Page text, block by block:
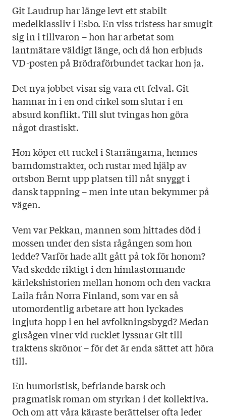
Titel: Rågången
Språk: Svenska
Sidantal: 280
Format: Inbunden
Omslag: Sanna Mander
Git Laudrup har länge levt ett stabilt
medelklassliv i Esbo. En viss tristess har smugit
sig in i tillvaron – hon har arbetat som
lantmätare väldigt länge, och då hon erbjuds
VD-posten på Brödraförbundet tackar hon ja.
Det nya jobbet visar sig vara ett felval. Git
hamnar in i en ond cirkel som slutar i en
absurd konflikt. Till slut tvingas hon göra
något drastiskt.
Hon köper ett ruckel i Starrängarna, hennes
barndomstrakter, och rustar med hjälp av
ortsbon Bernt upp platsen till nåt snyggt i
dansk tappning – men inte utan bekymmer på
vägen.
Vem var Pekkan, mannen som hittades död i
mossen under den sista rågången som hon
ledde? Varför hade allt gått på tok för honom?
Vad skedde riktigt i den himlastormande
kärlekshistorien mellan honom och den vackra
Laila från Norra Finland, som var en så
utomordentlig arbetare att hon lyckades
ingjuta hopp i en hel avfolkningsbygd? Medan
girsågen viner vid rucklet lyssnar Git till
traktens skrönor – för det är enda sättet att höra
till.
En humoristisk, befriande barsk och
pragmatisk roman om styrkan i det kollektiva.
Och om att våra käraste berättelser ofta leder